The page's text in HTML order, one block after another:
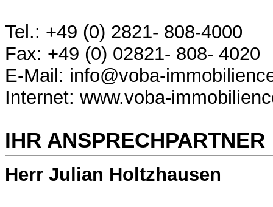
Tel.: +49 (0) 2821- 808-4000
Fax: +49 (0) 02821- 808- 4020
E-Mail: info@voba-
Internet: www.voba-
IHR ANSPRECHPARTNER
Herr Julian Holtzhausen